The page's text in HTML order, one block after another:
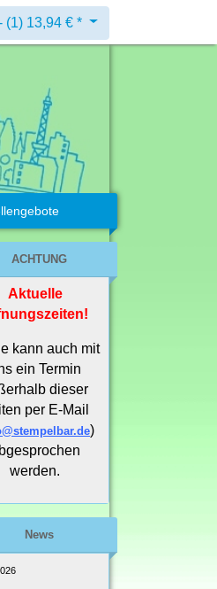
(1) 13,94 € *
ACHTUNG
Aktuelle
kann auch mit
ein Termin
dieser
per E-Mail
)
werden.
News